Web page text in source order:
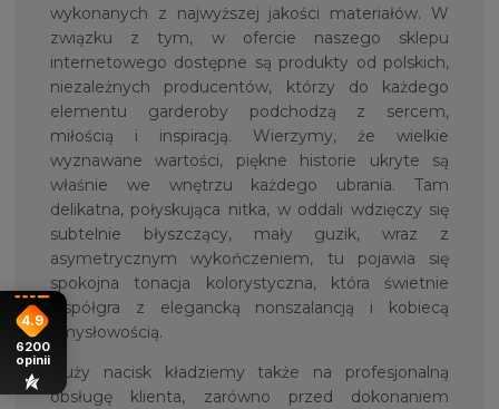
wykonanych z najwyższej jakości materiałów. W
związku z tym, w ofercie naszego sklepu
internetowego dostępne są produkty od polskich,
niezależnych producentów, którzy do każdego
elementu garderoby podchodzą z sercem,
miłością i inspiracją. Wierzymy, że wielkie
wyznawane wartości, piękne historie ukryte są
właśnie we wnętrzu każdego ubrania. Tam
delikatna, połyskująca nitka, w oddali wdzięczy się
subtelnie błyszczący, mały guzik, wraz z
asymetrycznym wykończeniem, tu pojawia się
spokojna tonacja kolorystyczna, która świetnie
współgra z elegancką nonszalancją i kobiecą
zmysłowością.
Duży nacisk kładziemy także na profesjonalną
obsługę klienta, zarówno przed dokonaniem
4.9
6200
opinii